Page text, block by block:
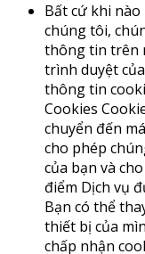
Bất cứ khi
chúng tôi,
thông tin trên
trình duyệt
thông tin
Cookies
chuyển đến
cho phép
của bạn và
điểm Dịch vụ
Bạn có thể
thiết bị của
chấp nhận